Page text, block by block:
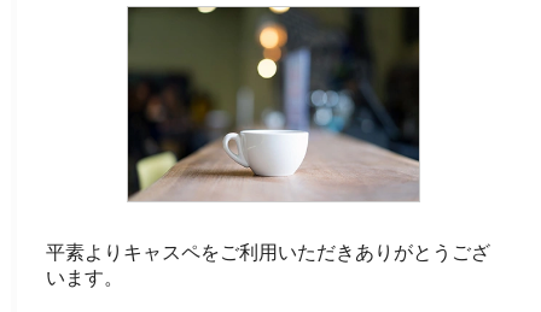
平素よりキャスペをご利用いただきありがとうござ
います。